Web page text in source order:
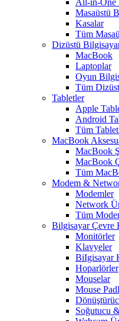
All-in-One
Masaüstü
Kasalar
Tüm
Dizüstü
MacBook
Laptoplar
Oyun
Tüm
Tabletler
Apple
Android
Tüm
MacBook
MacBook
MacBook
Tüm
Modem &
Modemler
Network
Tüm
Bilgisayar Çevre
Monitörler
Klavyeler
BiIgisayar
Hoparlörler
Mouselar
Mouse
Soğutucu